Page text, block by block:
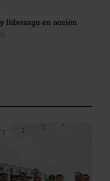
liderazgo en acción